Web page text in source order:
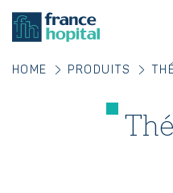
HOME PRODUITS